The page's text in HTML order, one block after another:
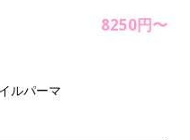
8250円〜
ルパーマ